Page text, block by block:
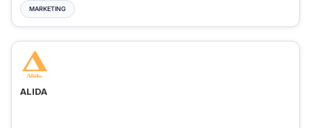
MARKETING
ALIDA